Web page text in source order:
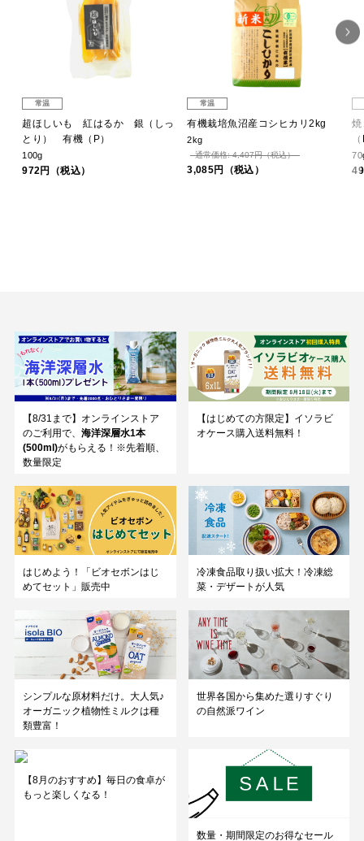
常温
超ほしいも 紅はるか 銀（しっ
とり） 有機（P）
100g
972円（税込）
常温
有機栽培魚沼産コシヒカリ2kg
2kg
通常価格: 4,407円（税込）
3,085円（税込）
【8/31まで】オンラインストア
のご利用で、 海洋深層水1本
(500ml)がもらえる！※先着順、
数量限定
【はじめての方限定】イソラビ
オケース購入送料無料！
はじめよう！「ビオセボンはじ
めてセット」販売中
冷凍食品取り扱い拡大！冷凍総
菜・デザートが人気
シンプルな原材料だけ。大人気♪
オーガニック植物性ミルクは種
類豊富！
世界各国から集めた選りすぐり
の自然派ワイン
【8月のおすすめ】毎日の食卓が
もっと楽しくなる！
数量・期間限定のお得なセール